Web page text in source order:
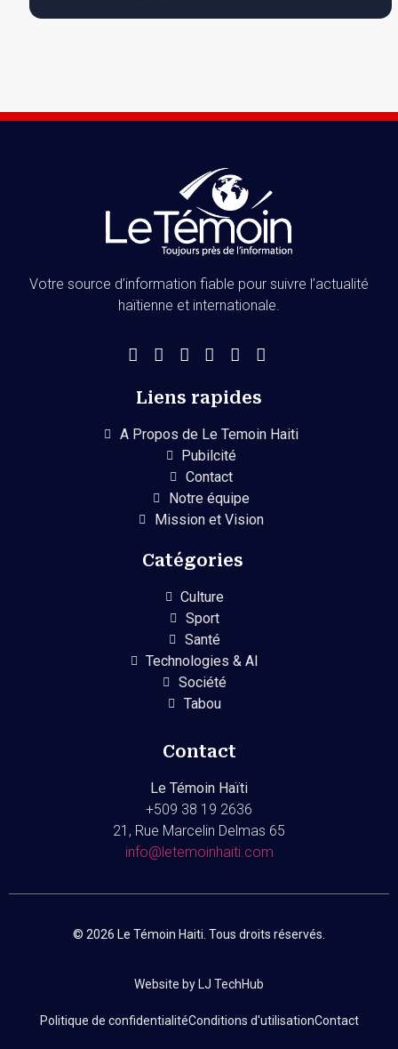
Votre source d’information fiable pour suivre l’actualité
haïtienne et internationale.
Liens rapides
A Propos de Le Temoin Haiti
Pubilcité
Contact
Notre équipe
Mission et Vision
Catégories
Culture
Sport
Santé
Technologies & AI
Société
Tabou
Contact
Le Témoin Haïti
+509 38 19 2636
21, Rue Marcelin Delmas 65
info@letemoinhaiti.com
© 2026 Le Témoin Haiti. Tous droits réservés.
Website by LJ TechHub
Politique de confidentialitéConditions d'utilisationContact